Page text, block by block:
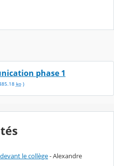
phase 1
ko)
le collège- Alexandre